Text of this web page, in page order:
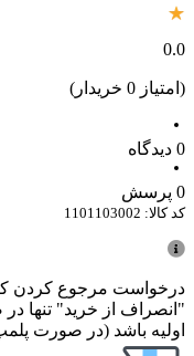
0.0
(امتیاز 0 خریدار)
0 دیدگاه
0 پرسش‌
کد کالا: 1101103002
درخواست مرجوع کردن
"انصراف از خرید" تنها
اولیه باشد (در صورت